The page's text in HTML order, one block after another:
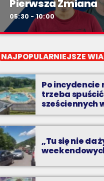
Pierwsza Zmiana
05:30 - 10:00
Pierwsza Zmiana
Codziennie od poniedziałku
do 10.
NAJPOPULARNIEJSZE
Po incydencie
trzeba
sześciennych
„Ogromne
praca”
„Tu się nie da